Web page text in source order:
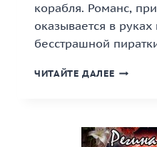
корабля. Романс,
оказывается в
бесстрашной
ЧИТАЙТЕ ДАЛЕЕ